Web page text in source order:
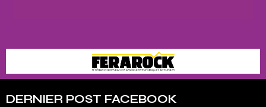
DERNIER POST FACEBOOK